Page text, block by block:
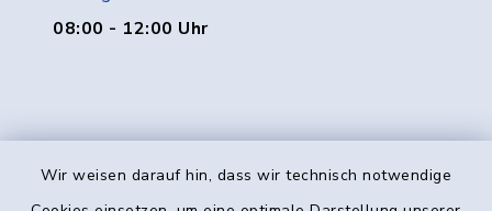
Wir weisen darauf hin, dass wir technisch notwendige
08:00 - 12:00 Uhr